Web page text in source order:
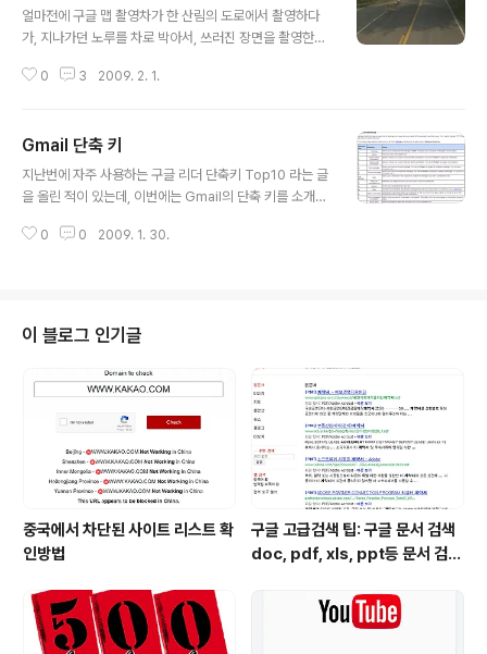
얼마전에 구글 맵 촬영차가 한 산림의 도로에서 촬영하다
가, 지나가던 노루를 차로 박아서, 쓰러진 장면을 촬영한것
nbeta)
0 3 2009. 2. 1.
Gmail 단축 키
지난번에 자주 사용하는 구글 리더 단축키 Top10 라는 글
을 올린 적이 있는데, 이번에는 Gmail의 단축 키를 소개할
이 있습니다. 예를 들면 메일 작성하는데 단축 키 c를 클릭
wer=6594 참고로 Gmail에서 단축 키 사용하실려면 S
ettings 클릭 하셔서 설정 하셔야 합니다.
0 0 2009. 1. 30.
이 블로그 인기글
중국에서 차단된 사이트 리스트 확
인방법
구글 고급검색 팁: 구글 문서 검색
doc, pdf, xls, ppt등 문서 검색